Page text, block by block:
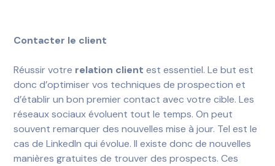
Contacter le client
Réussir votre relation client est essentiel. Le but est
donc d’optimiser vos techniques de prospection et
d’établir un bon premier contact avec votre cible. Les
réseaux sociaux évoluent tout le temps. On peut
souvent remarquer des nouvelles mise à jour. Tel est le
cas de LinkedIn qui évolue. Il existe donc de nouvelles
manières gratuites de trouver des prospects. Ces